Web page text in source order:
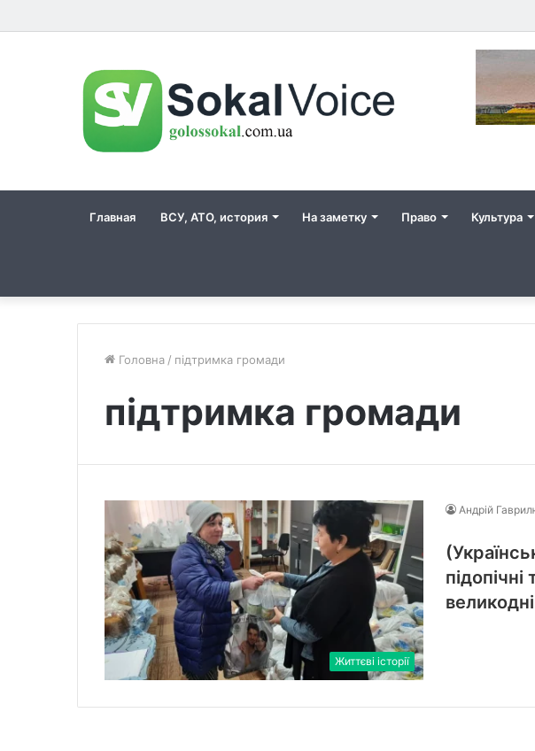
Главная ВСУ, АТО, история На заметку Право Культура
Головна / підтримка громади
підтримка громади
Життєві історії
Андрій